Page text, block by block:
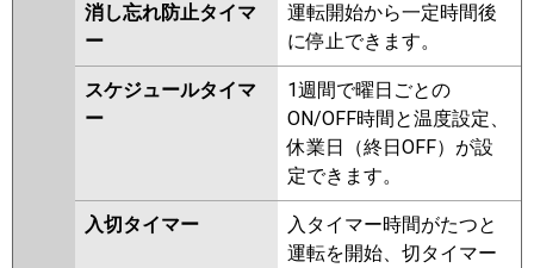
消し忘れ防止タイマ
ー
運転開始から一定時間後
に停止できます。
スケジュールタイマ
ー
1週間で曜日ごとの
ON/OFF時間と温度設定、
休業日（終日OFF）が設
定できます。
入切タイマー
入タイマー時間がたつと
運転を開始、切タイマー